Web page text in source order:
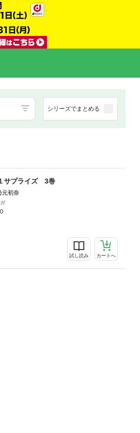
シリーズでまとめる
サプライズ 3巻
元初奈
試し読み カートへ